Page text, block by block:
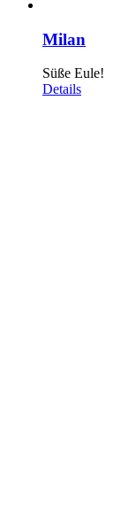
Milan
Süße Eule!
Details